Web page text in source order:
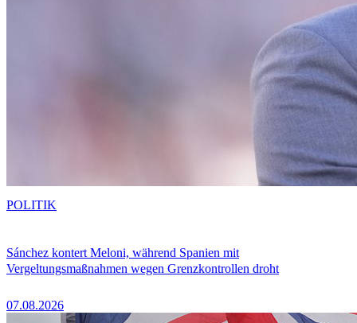
Sánchez kontert Meloni, während Spanien mit
Vergeltungsmaßnahmen wegen Grenzkontrollen droht
07.08.2026
POLITIK